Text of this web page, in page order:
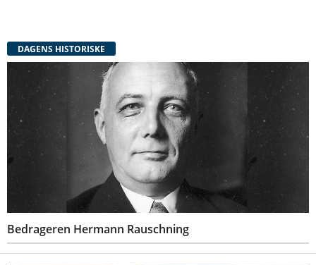
DAGENS HISTORISKE
Bedrageren Hermann Rauschning